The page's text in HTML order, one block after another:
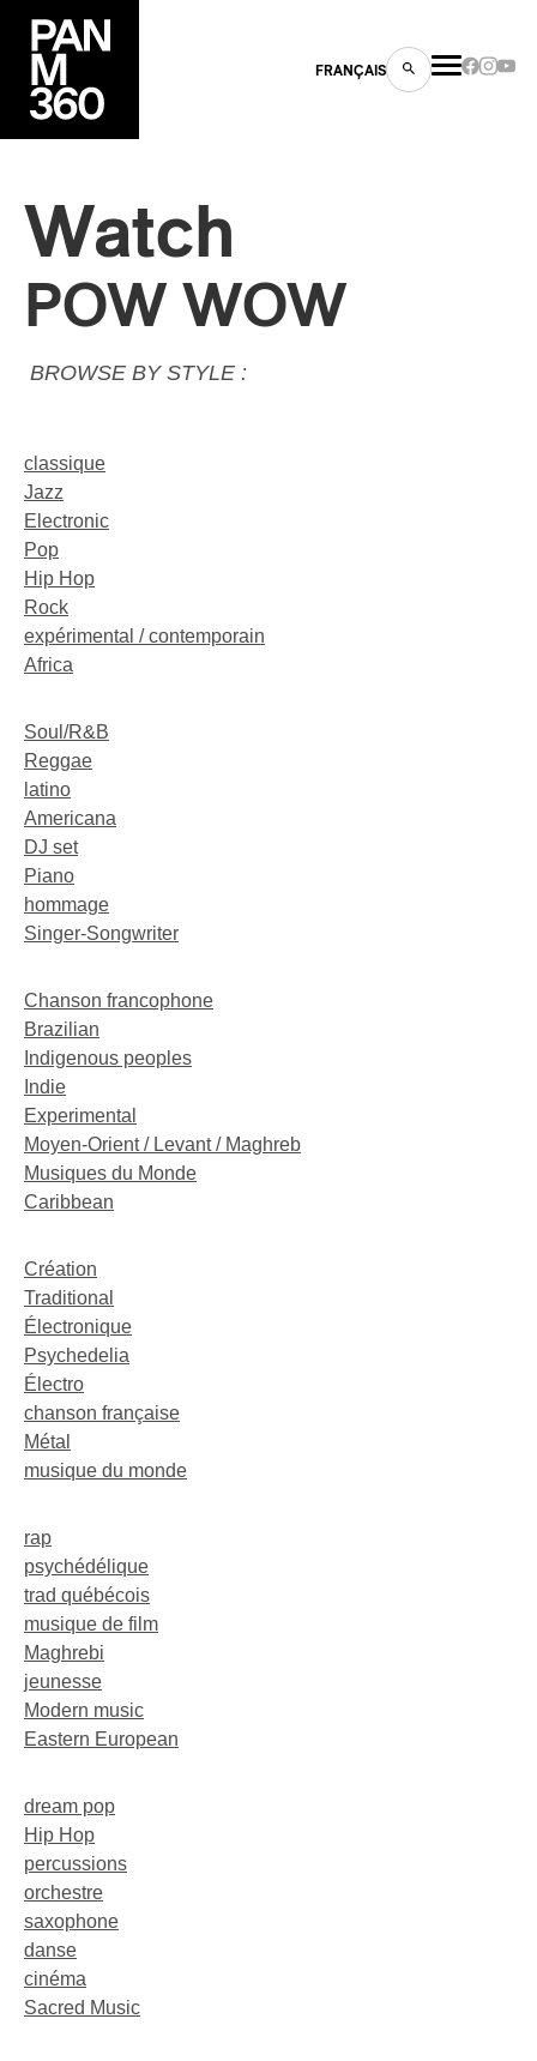
FRANÇAIS
Watch
POW WOW
BROWSE BY STYLE :
classique
Jazz
Electronic
Pop
Hip Hop
Rock
expérimental / contemporain
Africa
Soul/R&B
Reggae
latino
Americana
DJ set
Piano
hommage
Singer-Songwriter
Chanson francophone
Brazilian
Indigenous peoples
Indie
Experimental
Moyen-Orient / Levant / Maghreb
Musiques du Monde
Caribbean
Création
Traditional
Électronique
Psychedelia
Électro
chanson française
Métal
musique du monde
rap
psychédélique
trad québécois
musique de film
Maghrebi
jeunesse
Modern music
Eastern European
dream pop
Hip Hop
percussions
orchestre
saxophone
danse
cinéma
Sacred Music